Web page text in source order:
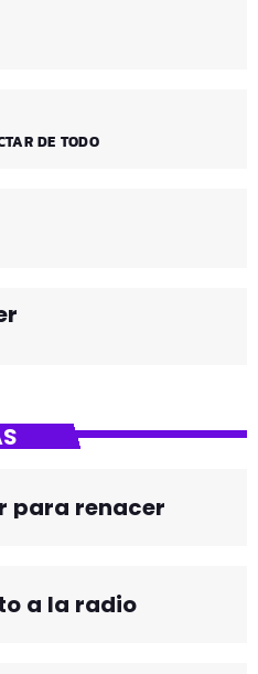
DE TODO
para renacer
a la radio